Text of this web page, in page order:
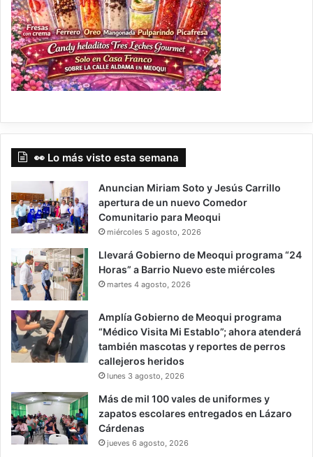
👀 Lo más visto esta semana
Anuncian Miriam Soto y Jesús Carrillo
apertura de un nuevo Comedor
Comunitario para Meoqui
miércoles 5 agosto, 2026
Llevará Gobierno de Meoqui programa “24
Horas” a Barrio Nuevo este miércoles
martes 4 agosto, 2026
Amplía Gobierno de Meoqui programa
“Médico Visita Mi Establo”; ahora atenderá
también mascotas y reportes de perros
callejeros heridos
lunes 3 agosto, 2026
Más de mil 100 vales de uniformes y
zapatos escolares entregados en Lázaro
Cárdenas
jueves 6 agosto, 2026